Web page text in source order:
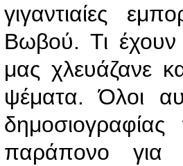
γιγαντιαίες
Βωβού. Τι
μας χλευάζανε
ψέματα. Όλοι
παράπονο